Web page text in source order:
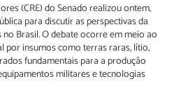
(CRE) do Senado realizou ontem,
para discutir as perspectivas da
Brasil. O debate ocorre em meio ao
por insumos como terras raras, lítio,
fundamentais para a produção
militares e tecnologias